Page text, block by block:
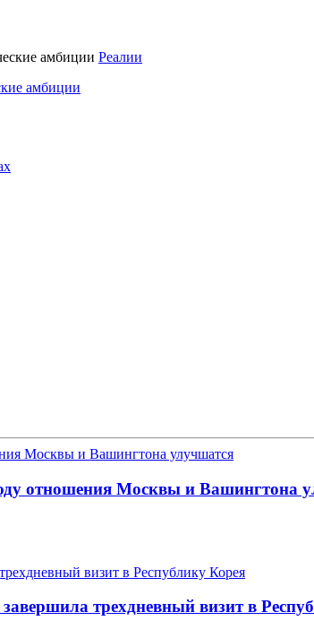
Реалии
амбиции
отношения Москвы и Вашингтона
трехдневный визит в